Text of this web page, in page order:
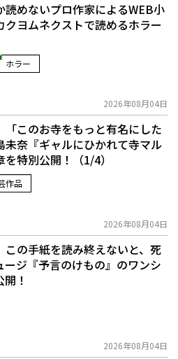
読めないプロ作家によるWEB小
クヨムネクストで読めるホラー
ホラー
2026年08月04日
「このお寺をもっと有名にした
未奈『ギャルにひかれて寺マル
特別公開！（1/4）
作品
2026年08月04日
この手紙を読み終えないと、死
ージ『予言のけもの』のワンシ
！
2026年08月04日